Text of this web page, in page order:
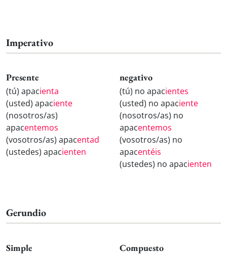
Imperativo
Presente
(tú) apacienta
(usted) apaciente
(nosotros/as)
apacentemos
(vosotros/as) apacentad
(ustedes) apacienten
negativo
(tú) no apacientes
(usted) no apaciente
(nosotros/as) no
apacentemos
(vosotros/as) no
apacentéis
(ustedes) no apacienten
Gerundio
Simple Compuesto